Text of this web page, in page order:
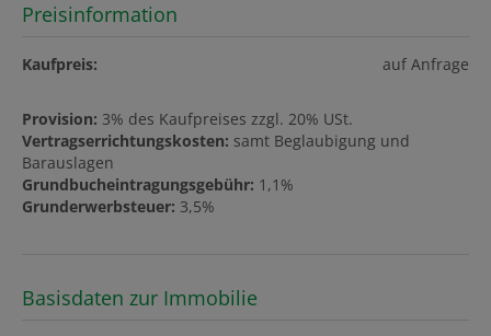
Preisinformation
Kaufpreis: auf Anfrage
Provision: 3% des Kaufpreises zzgl. 20% USt.
Vertragserrichtungskosten: samt Beglaubigung und
Barauslagen
Grundbucheintragungsgebühr: 1,1%
Grunderwerbsteuer: 3,5%
Basisdaten zur Immobilie